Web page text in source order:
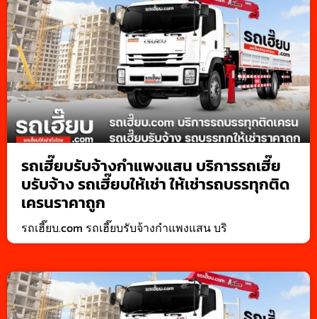
รถเฮี๊ยบรับจ้างกำแพงแสน บริการรถเฮี๊ย
บรับจ้าง รถเฮี๊ยบให้เช่า ให้เช่ารถบรรทุกติด
เครนราคาถูก
รถเฮี๊ยบ.com รถเฮี๊ยบรับจ้างกำแพงแสน บริ